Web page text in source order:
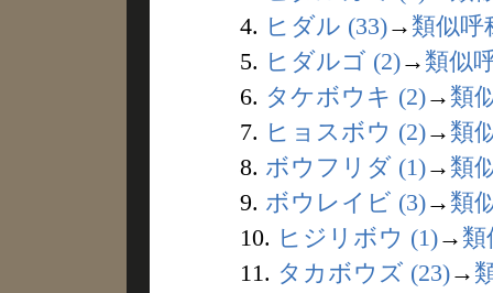
4. ヒダル (33)→ 類似呼
5. ヒダルゴ (2)→ 類似
6. タケボウキ (2)→ 類
7. ヒョスボウ (2)→ 類
8. ボウフリダ (1)→ 類
9. ボウレイビ (3)→ 類
10. ヒジリボウ (1)→ 類
11. タカボウズ (23)→